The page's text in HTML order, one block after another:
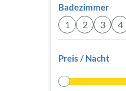
Badezimmer
1 2 3 4
Preis / Nacht